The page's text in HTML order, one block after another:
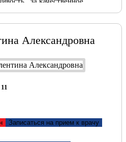
помогаете людям , Вы
специалист
практике,
Оставайтесь таким же
не одному поколению
Александровна
11
Записаться на прием к врачу